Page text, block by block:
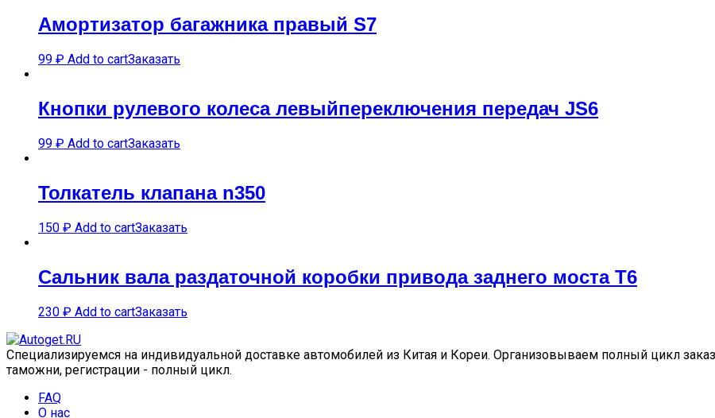
Амортизатор багажника правый S7
99 ₽ Add to cartЗаказать
Кнопки рулевого колеса левыйпереключения передач JS6
99 ₽ Add to cartЗаказать
Толкатель клапана n350
150 ₽ Add to cartЗаказать
Сальник вала раздаточной коробки привода заднего моста T6
230 ₽ Add to cartЗаказать
Специализируемся на индивидуальной доставке автомобилей из Китая и Кореи. Организовываем полный цикл
таможни, регистрации - полный цикл.
FAQ
О нас